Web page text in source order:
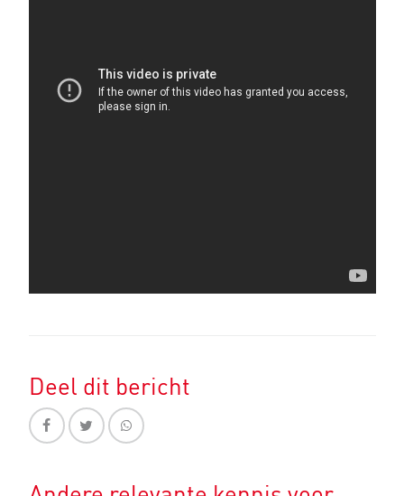
Deel dit bericht